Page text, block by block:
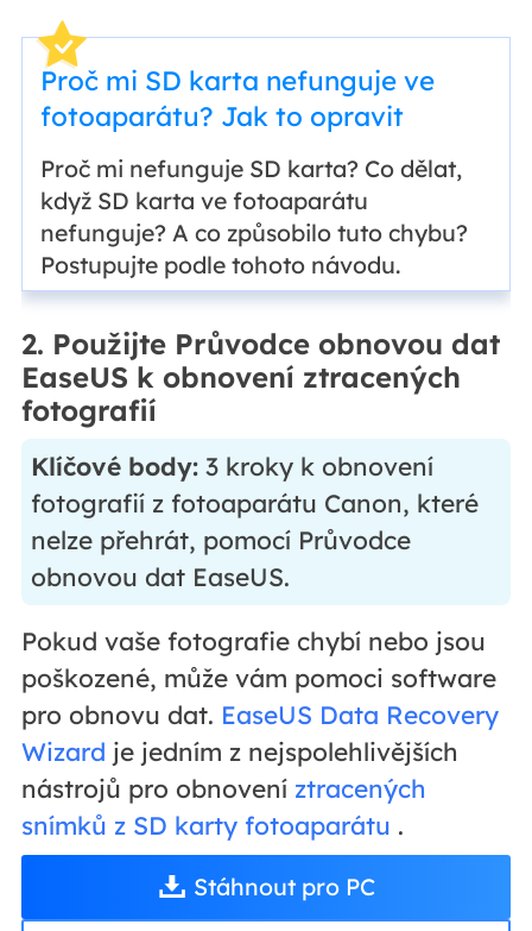
Proč mi SD karta nefunguje ve
fotoaparátu? Jak to opravit
Proč mi nefunguje SD karta? Co dělat,
když SD karta ve fotoaparátu
nefunguje? A co způsobilo tuto chybu?
Postupujte podle tohoto návodu.
2. Použijte Průvodce obnovou dat
EaseUS k obnovení ztracených
fotografií
Klíčové body:3 kroky k obnovení
fotografií z fotoaparátu Canon, které
nelze přehrát, pomocí Průvodce
obnovou dat EaseUS.
Pokud vaše fotografie chybí nebo jsou
poškozené, může vám pomoci software
pro obnovu dat. EaseUS Data Recovery
Wizard je jedním z nejspolehlivějších
nástrojů pro obnovení ztracených
snímků z SD karty fotoaparátu .
Stáhnout pro PC